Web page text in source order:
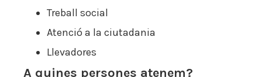
Treball social
Atenció a la ciutadania
Llevadores
A quines persones atenem?